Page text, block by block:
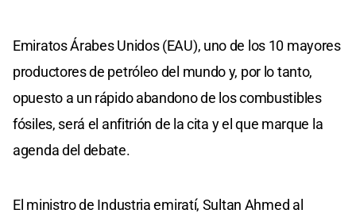
Emiratos Árabes Unidos (EAU), uno de los 10 mayores
productores de petróleo del mundo y, por lo tanto,
opuesto a un rápido abandono de los combustibles
fósiles, será el anfitrión de la cita y el que marque la
agenda del debate.
El ministro de Industria emiratí, Sultan Ahmed al